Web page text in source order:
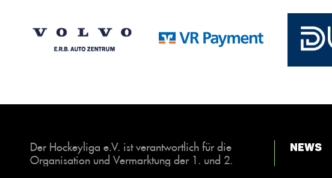
Der Hockeyliga e.V. ist verantwortlich für die
Organisation und Vermarktung der 1. und 2.
News